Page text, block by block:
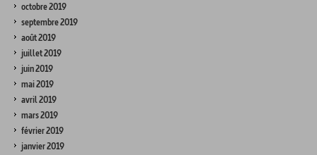
octobre 2019
septembre 2019
août 2019
juillet 2019
juin 2019
mai 2019
avril 2019
mars 2019
février 2019
janvier 2019